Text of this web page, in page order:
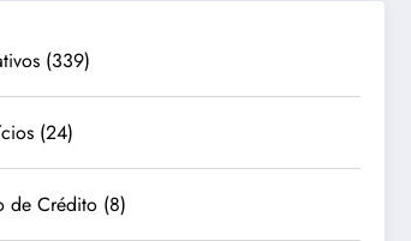
(339)
(24)
de Crédito (8)